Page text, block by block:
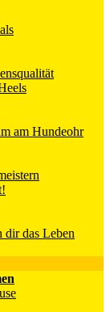
am Hundeohr
dir das Leben